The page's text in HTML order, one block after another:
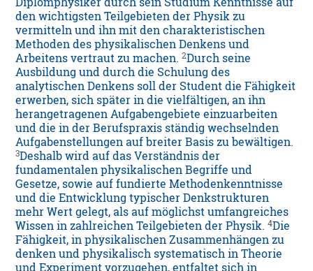
den wichtigsten Teilgebieten der Physik zu
vermitteln und ihn mit den charakteristischen
Methoden des physikalischen Denkens und
Arbeitens vertraut zu machen.2Durch seine
Ausbildung und durch die Schulung des
analytischen Denkens soll der Student die Fähigkeit
erwerben, sich später in die vielfältigen, an ihn
herangetragenen Aufgabengebiete einzuarbeiten
und die in der Berufspraxis ständig wechselnden
Aufgabenstellungen auf breiter Basis zu bewältigen.
3Deshalb wird auf das Verständnis der
fundamentalen physikalischen Begriffe und
Gesetze, sowie auf fundierte Methodenkenntnisse
und die Entwicklung typischer Denkstrukturen
mehr Wert gelegt, als auf möglichst umfangreiches
Wissen in zahlreichen Teilgebieten der Physik.4Die
Fähigkeit, in physikalischen Zusammenhängen zu
denken und physikalisch systematisch in Theorie
und Experiment vorzugehen, entfaltet sich in